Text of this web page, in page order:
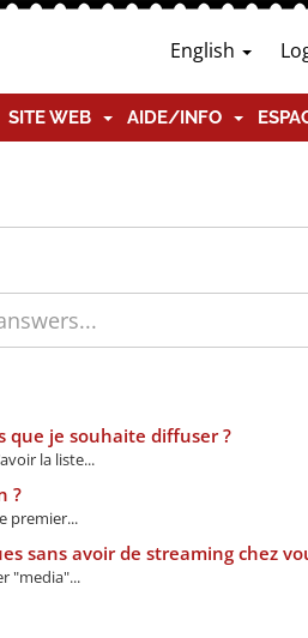
English
SITE WEB AIDE/INFO
que je souhaite diffuser ?
la liste...
?
premier...
sans avoir de streaming chez
"media"...